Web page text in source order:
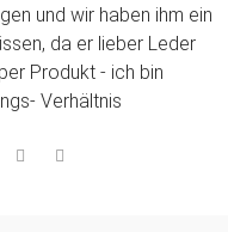
und wir haben ihm ein
da er lieber Leder
Produkt - ich bin
Verhältnis